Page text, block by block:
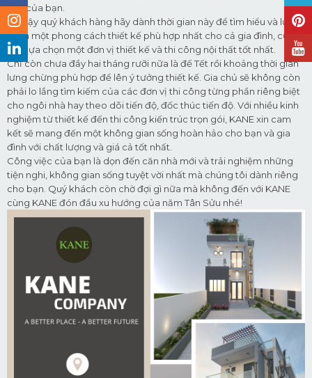
nhà của bạn.
️Do vậy quý khách hàng hãy dành thời gian này để tìm hiểu và lựa
chọn một phong cách thiết kế phù hợp nhất cho cả gia đình, cũng
như lựa chọn một đơn vị thiết kế và thi công nội thất tốt nhất.
️Chỉ còn chưa đầy hai tháng rưỡi nữa là đế Tết rồi khoảng thời gian
lưng chừng phù hợp để lên ý tưởng thiết kế. Gia chủ sẽ không còn
phải lo lắng tìm kiếm của các đơn vị thi công từng phần riêng biệt
cho ngôi nhà hay theo dõi tiến độ, đốc thúc tiến độ. Với nhiều kinh
nghiệm từ thiết kế đến thi công kiến trúc trọn gói, KANE xin cam
kết sẽ mang đến một không gian sống hoàn hảo cho bạn và gia
đình với chất lượng và giá cả tốt nhất.
️Công việc của bạn là dọn đến căn nhà mới và trải nghiệm những
tiện nghi, không gian sống tuyệt vời nhất mà chúng tôi dành riêng
cho bạn. Quý khách còn chờ đợi gì nữa mà không đến với KANE
cùng KANE đón đầu xu hướng của năm Tân Sửu nhé!